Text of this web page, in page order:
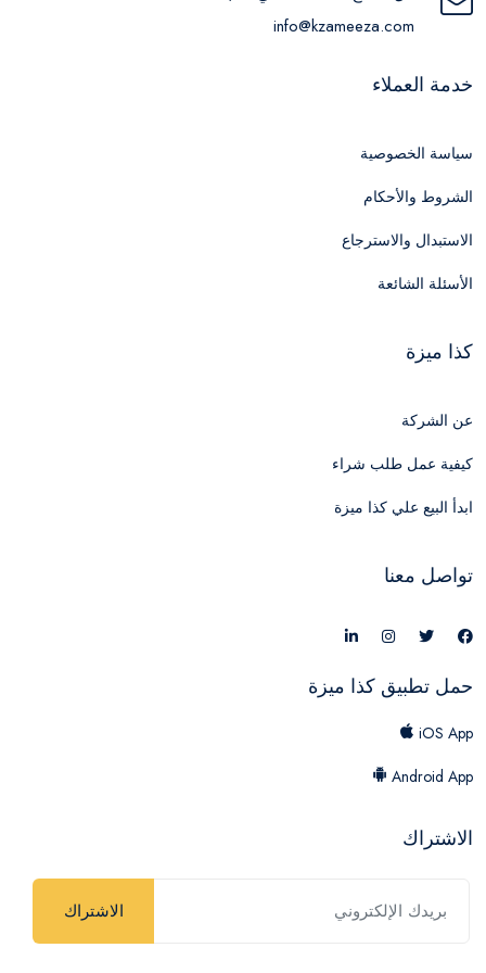
info@kzameeza.com
خدمة العملاء
سياسة الخصوصية
الشروط والأحكام
الاستبدال والاسترجاع
الأسئلة الشائعة
كذا ميزة
عن الشركة
كيفية عمل طلب شراء
ابدأ البيع علي كذا ميزة
تواصل معنا
حمل تطبيق كذا ميزة
iOS App
Android App
الاشتراك
الاشتراك